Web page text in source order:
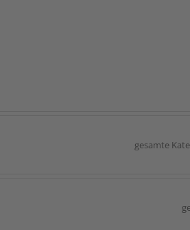
gesamte